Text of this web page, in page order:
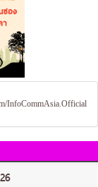
InfoCommAsia.Official